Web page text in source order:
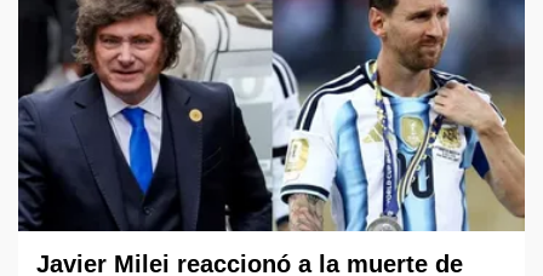
Javier Milei reaccionó a la muerte de